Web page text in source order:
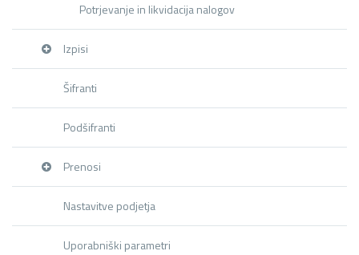
Potrjevanje in likvidacija nalogov
Izpisi
Šifranti
Podšifranti
Prenosi
Nastavitve podjetja
Uporabniški parametri